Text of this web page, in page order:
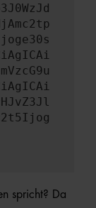
spricht? Da